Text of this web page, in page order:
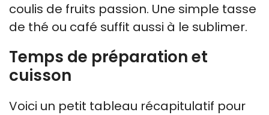
coulis de fruits passion. Une simple tasse
de thé ou café suffit aussi à le sublimer.
Temps de préparation et
cuisson
Voici un petit tableau récapitulatif pour